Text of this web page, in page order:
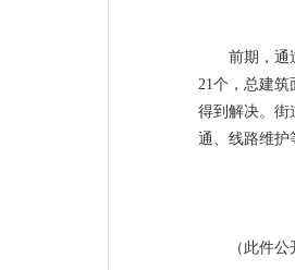
前期，通
21个，总建
得到解决。街
通、线路维护
（此件公